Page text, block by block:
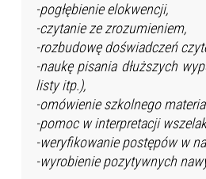
-pogłębienie elokwencji,
-czytanie ze zrozumieniem,
-rozbudowę doświadczeń
-naukę pisania dłuższych
listy itp.),
-omówienie szkolnego
-pomoc w interpretacji
-weryfikowanie postępów w
-wyrobienie pozytywnych